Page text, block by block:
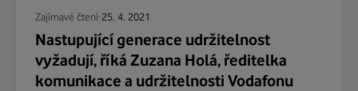
Zajímavé čtení 25. 4. 2021
Nastupující generace udržitelnost
vyžadují, říká Zuzana Holá, ředitelka
komunikace a udržitelnosti Vodafonu